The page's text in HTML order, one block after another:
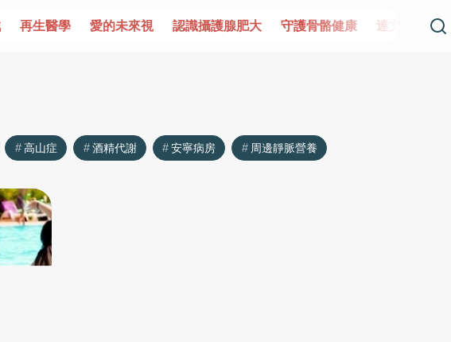
再生醫學 愛的未來視 認識攝護腺肥大 守護骨骼健康 達文西手術
高山症 酒精代謝 安寧病房 周邊靜脈營養